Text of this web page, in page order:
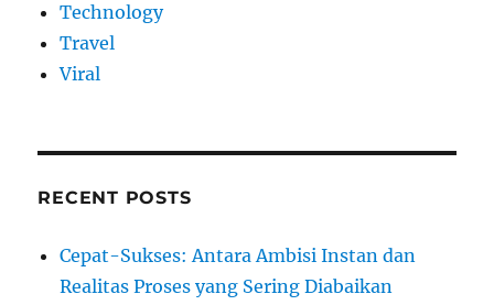
Technology
Travel
Viral
RECENT POSTS
Cepat-Sukses: Antara Ambisi Instan dan
Realitas Proses yang Sering Diabaikan